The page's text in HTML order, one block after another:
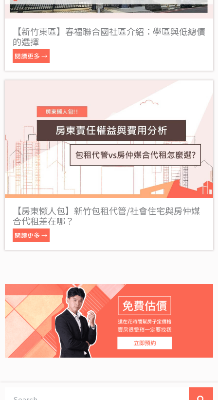
【新竹東區】春福聯合國社區介紹：學區與低總價
的選擇
閱讀更多 →
【房東懶人包】新竹包租代管/社會住宅與房仲媒
合代租差在哪？
閱讀更多 →